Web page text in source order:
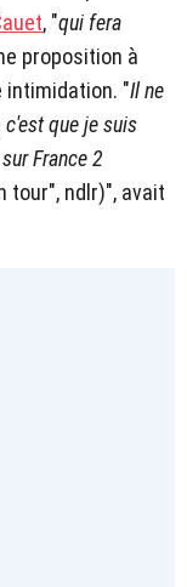
, "qui fera
proposition à
intimidation. "Il ne
que je suis
France 2
tour", ndlr)", avait